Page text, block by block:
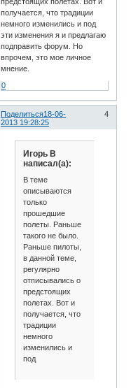
получается, что традиции
немного изменились и под
эти изменения я и предлагаю
подправить форум. Но
впрочем, это мое личное
мнение.
0
Поделиться 4
18-06-
2013 19:28:25
Игорь В
написал(а):
В теме
описываются
только
прошедшие
полеты. Раньше
такого не было.
Раньше пилоты,
в данной теме,
регулярно
отписывались о
предстоящих
полетах. Вот и
получается, что
традиции
немного
изменились и
под